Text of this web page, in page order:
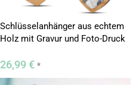
Schlüsselanhänger aus echtem
Holz mit Gravur und Foto-Druck
26,99 € *